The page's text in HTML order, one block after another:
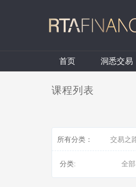
首页 洞悉交易
课程列表
所有分类： 交易之
分类: 全部